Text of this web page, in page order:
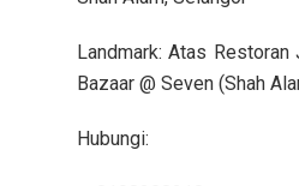
Landmark: Atas Restoran
Bazaar @ Seven (Shah
Hubungi: